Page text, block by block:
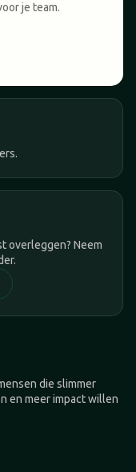
je team.
overleggen? Neem
die slimmer
en meer impact willen